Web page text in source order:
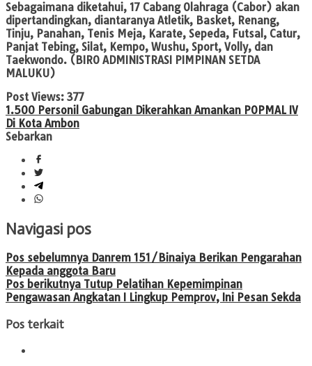
Sebagaimana diketahui, 17 Cabang Olahraga (Cabor) akan
dipertandingkan, diantaranya Atletik, Basket, Renang,
Tinju, Panahan, Tenis Meja, Karate, Sepeda, Futsal, Catur,
Panjat Tebing, Silat, Kempo, Wushu, Sport, Volly, dan
Taekwondo. (BIRO ADMINISTRASI PIMPINAN SETDA
MALUKU)
Post Views: 377
1.500 Personil Gabungan Dikerahkan Amankan POPMAL IV
Di Kota Ambon
Sebarkan
Navigasi pos
Pos sebelumnya Danrem 151/Binaiya Berikan Pengarahan
Kepada anggota Baru
Pos berikutnya Tutup Pelatihan Kepemimpinan
Pengawasan Angkatan I Lingkup Pemprov, Ini Pesan Sekda
Pos terkait